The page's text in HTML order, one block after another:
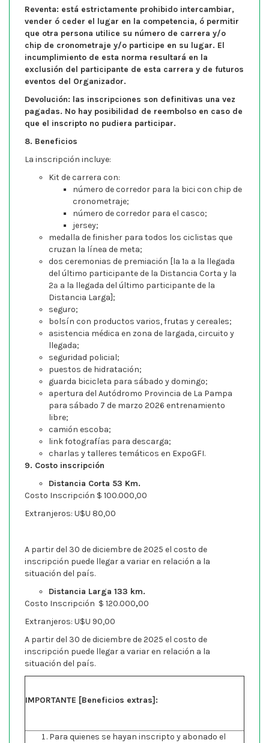
Reventa: está estrictamente prohibido intercambiar,
vender ó ceder el lugar en la competencia, ó permitir
que otra persona utilice su número de carrera y/o
chip de cronometraje y/o participe en su lugar. El
incumplimiento de esta norma resultará en la
exclusión del participante de esta carrera y de futuros
eventos del Organizador.
Devolución: las inscripciones son definitivas una vez
pagadas. No hay posibilidad de reembolso en caso de
que el inscripto no pudiera participar.
8. Beneficios
La inscripción incluye:
Kit de carrera con:
número de corredor para la bici con chip de
cronometraje;
número de corredor para el casco;
jersey;
medalla de finisher para todos los ciclistas que
cruzan la línea de meta;
dos ceremonias de premiación [la 1ª a la llegada
del último participante de la Distancia Corta y la
2ª a la llegada del último participante de la
Distancia Larga];
seguro;
bolsín con productos varios, frutas y cereales;
asistencia médica en zona de largada, circuito y
llegada;
seguridad policial;
puestos de hidratación;
guarda bicicleta para sábado y domingo;
apertura del Autódromo Provincia de La Pampa
para sábado 7 de marzo 2026 entrenamiento
libre;
camión escoba;
link fotografías para descarga;
charlas y talleres temáticos en ExpoGFI.
9. Costo inscripción
Distancia Corta 53 Km.
Costo Inscripción $ 100.000,00
Extranjeros: U$U 80,00
A partir del 30 de diciembre de 2025 el costo de
inscripción puede llegar a variar en relación a la
situación del país.
Distancia Larga 133 km.
Costo Inscripción $ 120.000,00
Extranjeros: U$U 90,00
A partir del 30 de diciembre de 2025 el costo de
inscripción puede llegar a variar en relación a la
situación del país.
IMPORTANTE [Beneficios extras]:
Para quienes se hayan inscripto y abonado el